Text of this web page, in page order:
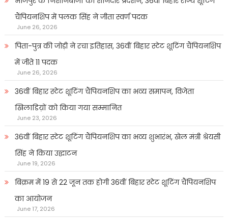
चैंपियनशिप में पलक सिंह ने जीता स्वर्ण पदक
June 26, 2026
पिता-पुत्र की जोड़ी ने रचा इतिहास, 36वीं बिहार स्टेट शूटिंग चैंपियनशिप
में जीते 11 पदक
June 26, 2026
36वीं बिहार स्टेट शूटिंग चैंपियनशिप का भव्य समापन, विजेता
खिलाडिय़ों को किया गया सम्मानित
June 23, 2026
36वीं बिहार स्टेट शूटिंग चैंपियनशिप का भव्य शुभारंभ, खेल मंत्री श्रेयसी
सिंह ने किया उद्घाटन
June 19, 2026
बिक्रम में 19 से 22 जून तक होगी 36वीं बिहार स्टेट शूटिंग चैंपियनशिप
का आयोजन
June 17, 2026